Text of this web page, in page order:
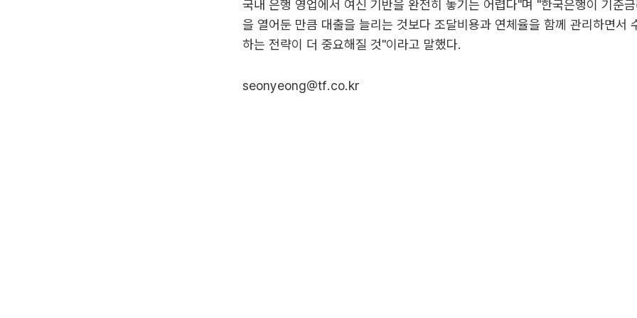
국내 은행 영업에서 여신 기반을 완전히 놓기는 어렵다"며 "한국은행이 기준
을 열어둔 만큼 대출을 늘리는 것보다 조달비용과 연체율을 함께 관리하면서
하는 전략이 더 중요해질 것"이라고 말했다.
seonyeong@tf.co.kr